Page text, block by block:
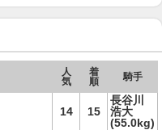
人
気
着
順
騎手
14 15
長谷川
浩大
(55.0kg)